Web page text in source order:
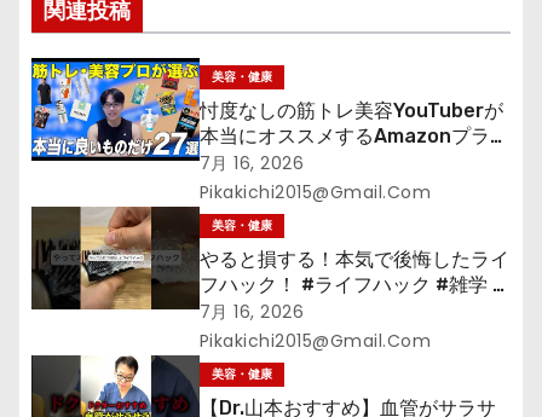
ン
関連投稿
美容・健康
忖度なしの筋トレ美容YouTuberが
本当にオススメするAmazonプライ
ムデーセールで買うべきもの
7月 16, 2026
Pikakichi2015@gmail.com
美容・健康
やると損する！本気で後悔したライ
フハック！ #ライフハック #雑学 #
裏技 #shorts #海外
7月 16, 2026
Pikakichi2015@gmail.com
美容・健康
【Dr.山本おすすめ】血管がサラサ